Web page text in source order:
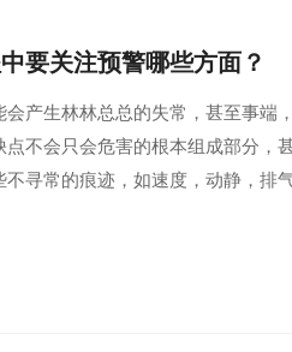
要关注预警哪些方面？
产生林林总总的失常，甚至事端
不会只会危害的根本组成部分，
寻常的痕迹，如速度，动静，排